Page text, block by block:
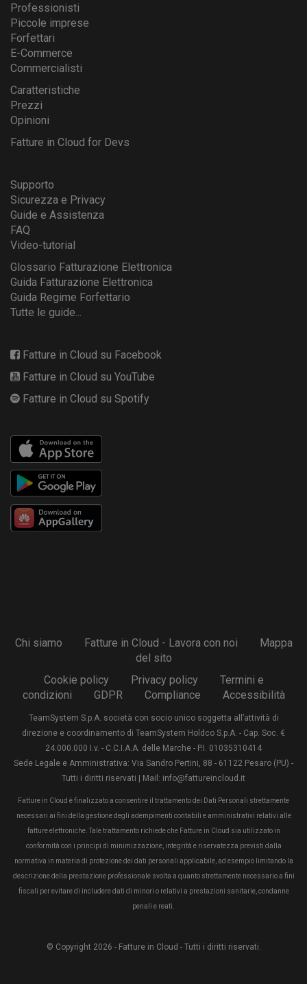
Professionisti
Piccole imprese
Forfettari
E-Commerce
Commercialisti
Caratteristiche
Prezzi
Opinioni
Fatture in Cloud for Devs
Supporto
Sicurezza e Privacy
Guide e Assistenza
FAQ
Video-tutorial
Glossario Fatturazione Elettronica
Guida Fatturazione Elettronica
Guida Regime Forfettario
Tutte le guide...
Fatture in Cloud su Facebook
Fatture in Cloud su YouTube
Fatture in Cloud su Spotify
Chi siamo Fatture in Cloud - Lavora con noi
Mappa
del sito
Cookie policy
Privacy policy
Termini e
condizioni
GDPR Compliance Accessibilità
TeamSystem S.p.A. società con socio unico soggetta all’attività di
direzione e coordinamento di TeamSystem Holdco S.p.A. - Cap. Soc. €
24.000.000 I.v. - C.C.I.A.A. delle Marche - P.I. 01035310414
Sede Legale e Amministrativa: Via Sandro Pertini, 88 - 61122 Pesaro (PU) -
Tutti i diritti riservati | Mail: info@fattureincloud.it
Fatture in Cloud è finalizzato a consentire il trattamento dei Dati Personali strettamente
necessari ai fini della gestione degli adempimenti contabili e amministrativi relativi alle
fatture elettroniche. Tale trattamento richiede che Fatture in Cloud sia utilizzato in
conformità con i principi di minimizzazione, integrità e riservatezza previsti dalla
normativa in materia di protezione dei dati personali applicabile, ad esempio limitando la
descrizione della prestazione professionale svolta a quanto strettamente necessario a fini
fiscali per evitare di includere dati di minori o relativi a prestazioni sanitarie, condanne
penali e reati.
© Copyright 2026 - Fatture in Cloud - Tutti i diritti riservati.